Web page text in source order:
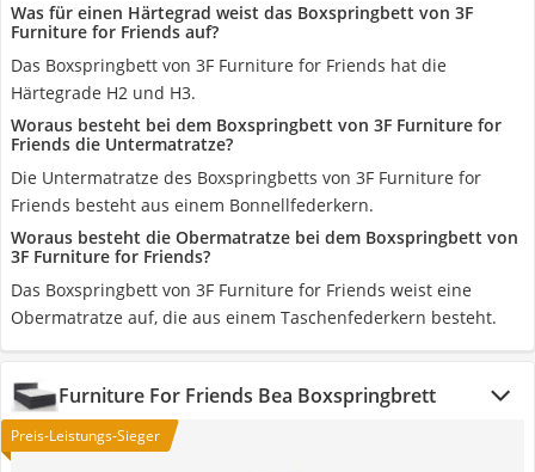
Was für einen Härtegrad weist das Boxspringbett von 3F
Furniture for Friends auf?
Das Boxspringbett von 3F Furniture for Friends hat die
Härtegrade H2 und H3.
Woraus besteht bei dem Boxspringbett von 3F Furniture for
Friends die Untermatratze?
Die Untermatratze des Boxspringbetts von 3F Furniture for
Friends besteht aus einem Bonnellfederkern.
Woraus besteht die Obermatratze bei dem Boxspringbett von
3F Furniture for Friends?
Das Boxspringbett von 3F Furniture for Friends weist eine
Obermatratze auf, die aus einem Taschenfederkern besteht.
Furniture For Friends Bea Boxspringbrett
Preis-Leistungs-Sieger